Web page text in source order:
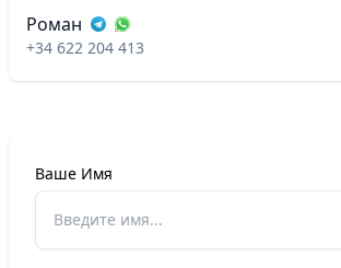
Роман
+34 622 204 413
Ваше Имя